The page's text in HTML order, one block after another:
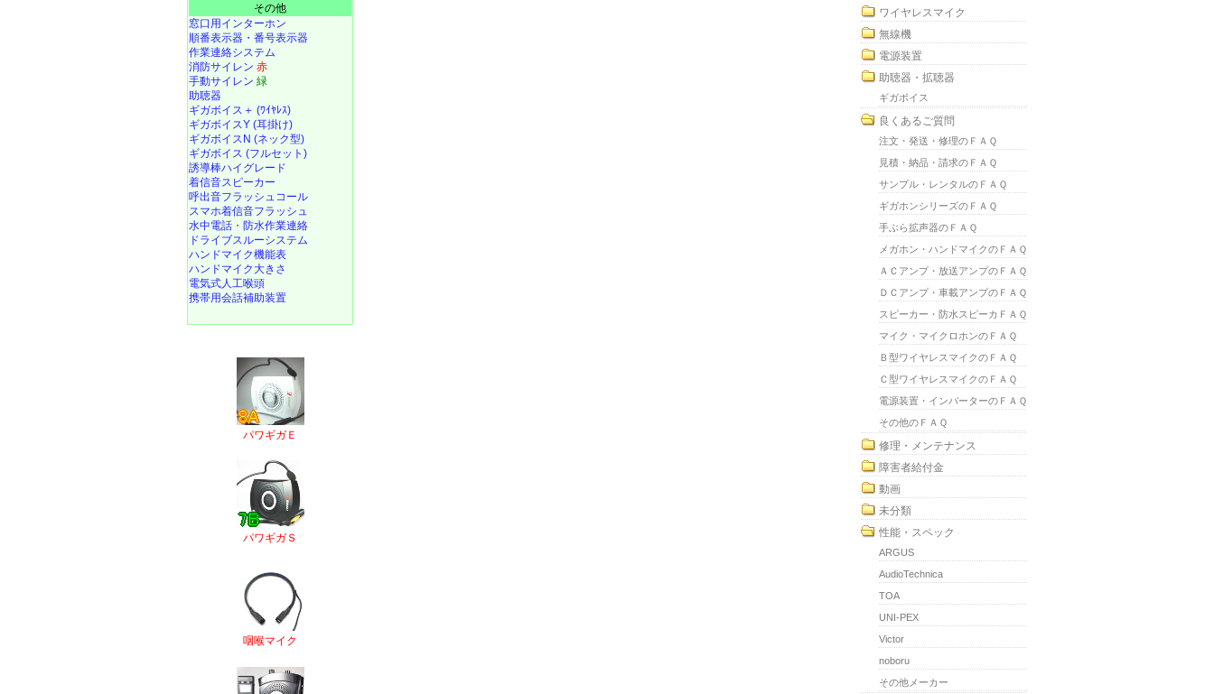
その他
窓口用インターホン
順番表示器・番号表示器
作業連絡システム
消防サイレン 赤
手動サイレン 緑
助聴器
ギガボイス＋ (ﾜｲﾔﾚｽ)
ギガボイスY (耳掛け)
ギガボイスN (ネック型)
ギガボイス (フルセット)
誘導棒ハイグレード
着信音スピーカー
呼出音フラッシュコール
スマホ着信音フラッシュ
水中電話 ・ 防水作業連絡
ドライブスルーシステム
ハンドマイク機能表
ハンドマイク大きさ
電気式人工喉頭
携帯用会話補助装置
パワギガＥ
パワギガＳ
咽喉マイク
ワイヤレスマイク
無線機
電源装置
助聴器・拡聴器
ギガボイス
良くあるご質問
注文・発送・修理のＦＡＱ
見積・納品・請求のＦＡＱ
サンプル・レンタルのＦＡＱ
ギガホンシリーズのＦＡＱ
手ぶら拡声器のＦＡＱ
メガホン・ハンドマイクのＦＡＱ
ＡＣアンプ・放送アンプのＦＡＱ
ＤＣアンプ・車載アンプのＦＡＱ
スピーカー・防水スピーカＦＡＱ
マイク・マイクロホンのＦＡＱ
Ｂ型ワイヤレスマイクのＦＡＱ
Ｃ型ワイヤレスマイクのＦＡＱ
電源装置・インバーターのＦＡＱ
その他のＦＡＱ
修理・メンテナンス
障害者給付金
動画
未分類
性能・スペック
ARGUS
AudioTechnica
TOA
UNI-PEX
Victor
noboru
その他メーカー